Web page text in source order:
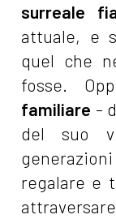
surreale
attuale, e
quel che
fosse.
familiare -
del suo
regalare e